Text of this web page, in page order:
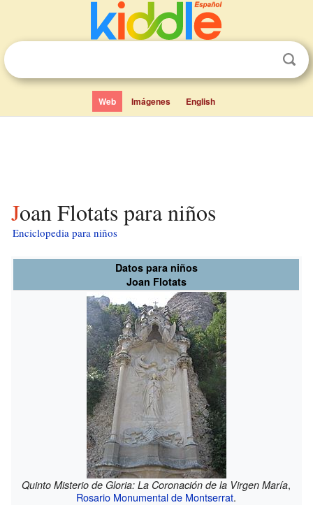
Web Imágenes English
Joan Flotats para niños
Enciclopedia para niños
Datos para niños
Joan Flotats
Quinto Misterio de Gloria: La Coronación de la Virgen María,
Rosario Monumental de Montserrat.